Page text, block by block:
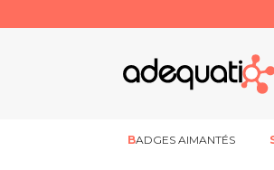
BADGES AIMANTÉS